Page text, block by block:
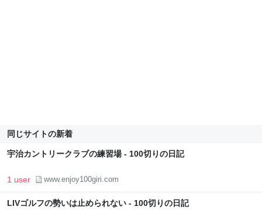
同じサイトの新着
宇治カントリークラブの練習場 - 100切りの日記
1 user www.enjoy100giri.com
LIVゴルフの勢いは止められない - 100切りの日記